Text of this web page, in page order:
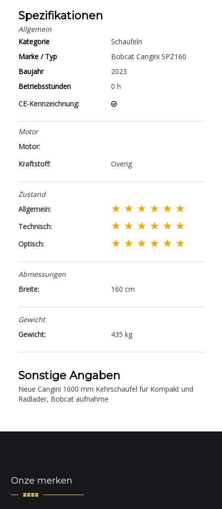
Spezifikationen
Allgemein
Kategorie
Schaufeln
Marke / Typ
Bobcat Cangini SPZ160
Baujahr
2023
Betriebsstunden
0 h
CE-Kennzeichnung:
Motor
Motor:
Kraftstoff:
Overig
Zustand
Allgemein:
★ ★ ★ ★ ★ ★
Technisch: ★ ★ ★ ★ ★ ★
Optisch: ★ ★ ★ ★ ★ ★
Abmessungen
Breite:
160 cm
Gewicht
Gewicht:
435 kg
Sonstige Angaben
Neue Cangini 1600 mm Kehrschaufel fur Kompakt und
Radlader, Bobcat aufnahme
Onze merken